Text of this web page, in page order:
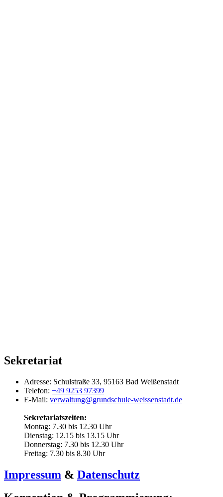
Sekretariat
Adresse: Schulstraße 33, 95163 Bad Weißenstadt
Telefon: +49 9253 97399
E-Mail: verwaltung@grundschule-weissenstadt.de
Sekretariatszeiten:
Montag: 7.30 bis 12.30 Uhr
Dienstag: 12.15 bis 13.15 Uhr
Donnerstag: 7.30 bis 12.30 Uhr
Freitag: 7.30 bis 8.30 Uhr
Impressum & Datenschutz